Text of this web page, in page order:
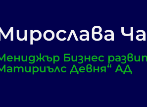
Бизнес
Девня“ АД